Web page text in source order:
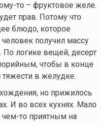
то – фруктовое желе.
прав. Потому что
блюдо, которое
получил массу
логике вещей, десерт
чтобы в конце
в желудке.
но прижилось
И во всех кухнях. Мало
чем-то приятным на